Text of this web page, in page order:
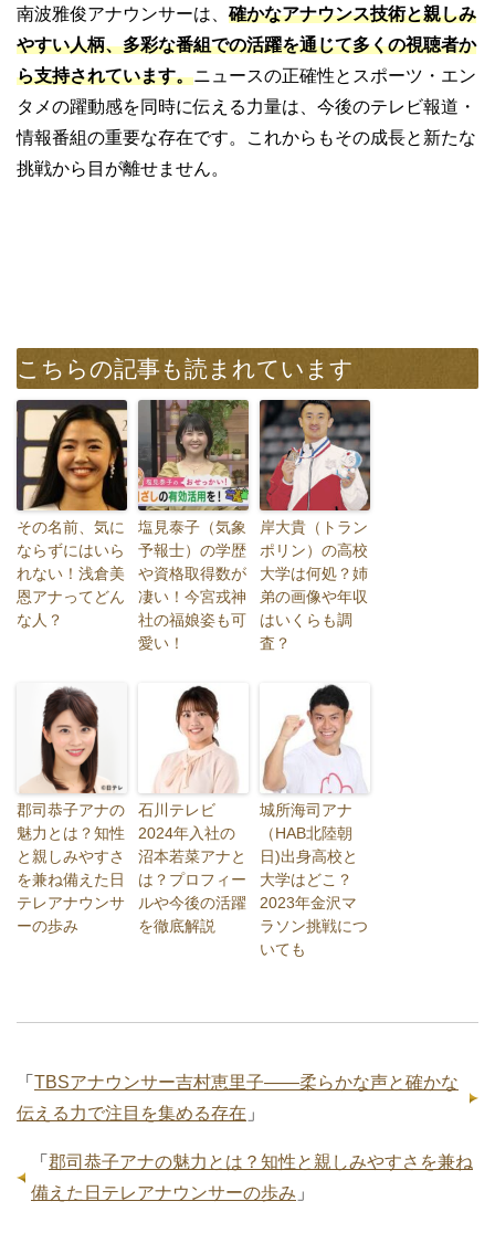
南波雅俊アナウンサーは、 確かなアナウンス技術と親しみ
やすい人柄、多彩な番組での活躍を通じて多くの視聴者か
ら支持されています。ニュースの正確性とスポーツ・エン
タメの躍動感を同時に伝える力量は、今後のテレビ報道・
情報番組の重要な存在です。これからもその成長と新たな
挑戦から目が離せません。
こちらの記事も読まれています
その名前、気に
ならずにはいら
れない！浅倉美
恩アナってどん
な人？
塩見泰子（気象
予報士）の学歴
や資格取得数が
凄い！今宮戎神
社の福娘姿も可
愛い！
岸大貴（トラン
ポリン）の高校
大学は何処？姉
弟の画像や年収
はいくらも調
査？
郡司恭子アナの
魅力とは？知性
と親しみやすさ
を兼ね備えた日
テレアナウンサ
ーの歩み
石川テレビ
2024年入社の
沼本若菜アナと
は？プロフィー
ルや今後の活躍
を徹底解説
城所海司アナ
（HAB北陸朝
日)出身高校と
大学はどこ？
2023年金沢マ
ラソン挑戦につ
いても
「 TBSアナウンサー吉村恵里子――柔らかな声と確かな
伝える力で注目を集める存在 」
「 郡司恭子アナの魅力とは？知性と親しみやすさを兼ね
備えた日テレアナウンサーの歩み 」